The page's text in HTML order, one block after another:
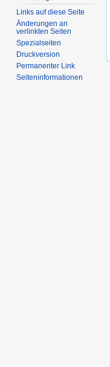
Links auf diese Seite
Änderungen an
verlinkten Seiten
Spezialseiten
Druckversion
Permanenter Link
Seiten­informationen